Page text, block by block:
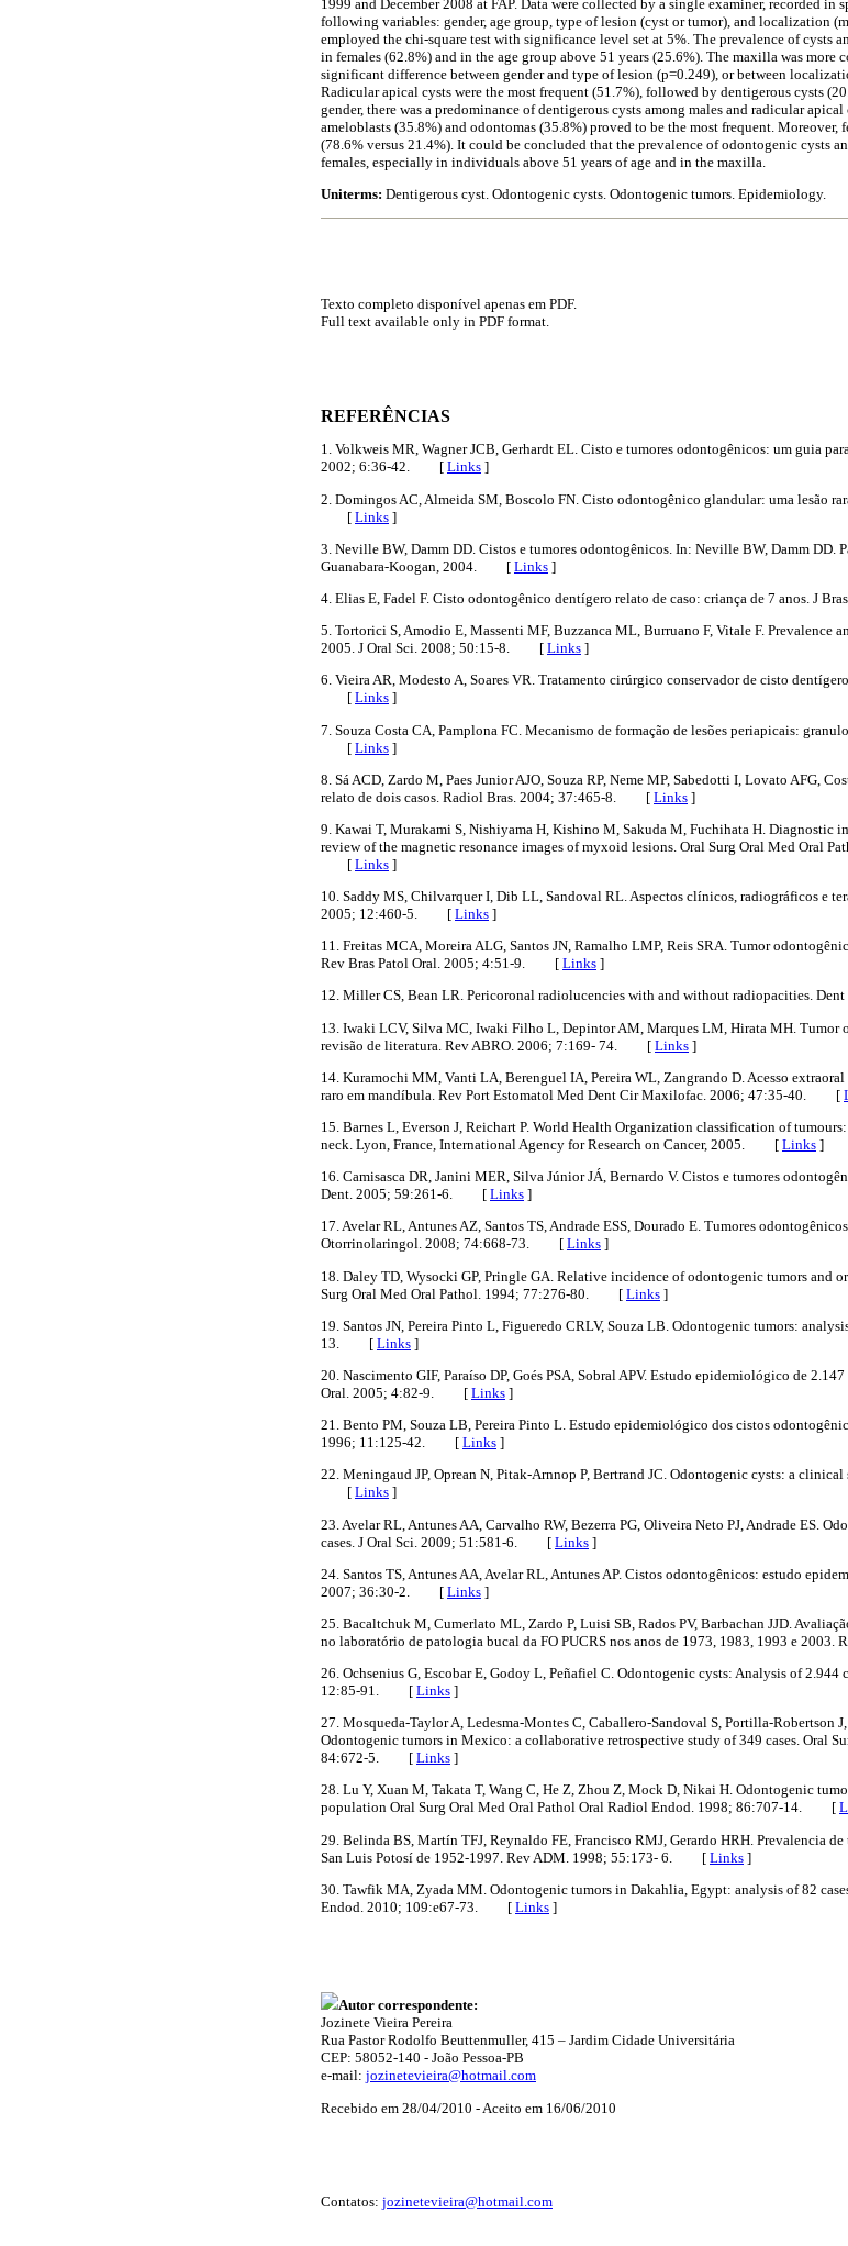
1999 and December 2008 at FAP. Data were collected by a single examiner, recorded in
following variables: gender, age group, type of lesion (cyst or tumor), and localization
employed the chi-square test with significance level set at 5%. The prevalence of cysts
in females (62.8%) and in the age group above 51 years (25.6%). The maxilla was
significant difference between gender and type of lesion (p=0.249), or between
Radicular apical cysts were the most frequent (51.7%), followed by dentigerous cysts
gender, there was a predominance of dentigerous cysts among males and radicular
ameloblasts (35.8%) and odontomas (35.8%) proved to be the most frequent. Moreover,
(78.6% versus 21.4%). It could be concluded that the prevalence of odontogenic cysts
females, especially in individuals above 51 years of age and in the maxilla.
Uniterms: Dentigerous cyst. Odontogenic cysts. Odontogenic tumors. Epidemiology.
Texto completo disponível apenas em PDF.
Full text available only in PDF format.
REFERÊNCIAS
1. Volkweis MR, Wagner JCB, Gerhardt EL. Cisto e tumores odontogênicos: um guia
2002; 6:36-42. [ Links ]
2. Domingos AC, Almeida SM, Boscolo FN. Cisto odontogênico glandular: uma lesão
[ Links ]
3. Neville BW, Damm DD. Cistos e tumores odontogênicos. In: Neville BW, Damm DD.
Guanabara-Koogan, 2004. [ Links ]
4. Elias E, Fadel F. Cisto odontogênico dentígero relato de caso: criança de 7 anos.
5. Tortorici S, Amodio E, Massenti MF, Buzzanca ML, Burruano F, Vitale F.
2005. J Oral Sci. 2008; 50:15-8. [ Links ]
6. Vieira AR, Modesto A, Soares VR. Tratamento cirúrgico conservador de cisto
[ Links ]
7. Souza Costa CA, Pamplona FC. Mecanismo de formação de lesões periapicais:
[ Links ]
8. Sá ACD, Zardo M, Paes Junior AJO, Souza RP, Neme MP, Sabedotti I, Lovato AFG,
relato de dois casos. Radiol Bras. 2004; 37:465-8. [ Links ]
9. Kawai T, Murakami S, Nishiyama H, Kishino M, Sakuda M, Fuchihata H. Diagnostic
review of the magnetic resonance images of myxoid lesions. Oral Surg Oral Med Oral
[ Links ]
10. Saddy MS, Chilvarquer I, Dib LL, Sandoval RL. Aspectos clínicos, radiográficos e
2005; 12:460-5. [ Links ]
11. Freitas MCA, Moreira ALG, Santos JN, Ramalho LMP, Reis SRA. Tumor
Rev Bras Patol Oral. 2005; 4:51-9. [ Links ]
12. Miller CS, Bean LR. Pericoronal radiolucencies with and without radiopacities.
13. Iwaki LCV, Silva MC, Iwaki Filho L, Depintor AM, Marques LM, Hirata MH. Tumor
revisão de literatura. Rev ABRO. 2006; 7:169- 74. [ Links ]
14. Kuramochi MM, Vanti LA, Berenguel IA, Pereira WL, Zangrando D. Acesso
raro em mandíbula. Rev Port Estomatol Med Dent Cir Maxilofac. 2006; 47:35-40. [
15. Barnes L, Everson J, Reichart P. World Health Organization classification of
neck. Lyon, France, International Agency for Research on Cancer, 2005. [ Links ]
16. Camisasca DR, Janini MER, Silva Júnior JÁ, Bernardo V. Cistos e tumores
Dent. 2005; 59:261-6. [ Links ]
17. Avelar RL, Antunes AZ, Santos TS, Andrade ESS, Dourado E. Tumores
Otorrinolaringol. 2008; 74:668-73. [ Links ]
18. Daley TD, Wysocki GP, Pringle GA. Relative incidence of odontogenic tumors and
Surg Oral Med Oral Pathol. 1994; 77:276-80. [ Links ]
19. Santos JN, Pereira Pinto L, Figueredo CRLV, Souza LB. Odontogenic tumors:
13. [ Links ]
20. Nascimento GIF, Paraíso DP, Goés PSA, Sobral APV. Estudo epidemiológico de
Oral. 2005; 4:82-9. [ Links ]
21. Bento PM, Souza LB, Pereira Pinto L. Estudo epidemiológico dos cistos
1996; 11:125-42. [ Links ]
22. Meningaud JP, Oprean N, Pitak-Arnnop P, Bertrand JC. Odontogenic cysts: a
[ Links ]
23. Avelar RL, Antunes AA, Carvalho RW, Bezerra PG, Oliveira Neto PJ, Andrade ES.
cases. J Oral Sci. 2009; 51:581-6. [ Links ]
24. Santos TS, Antunes AA, Avelar RL, Antunes AP. Cistos odontogênicos: estudo
2007; 36:30-2. [ Links ]
25. Bacaltchuk M, Cumerlato ML, Zardo P, Luisi SB, Rados PV, Barbachan JJD.
no laboratório de patologia bucal da FO PUCRS nos anos de 1973, 1983, 1993 e
26. Ochsenius G, Escobar E, Godoy L, Peñafiel C. Odontogenic cysts: Analysis of
12:85-91. [ Links ]
27. Mosqueda-Taylor A, Ledesma-Montes C, Caballero-Sandoval S, Portilla-Robertson
Odontogenic tumors in Mexico: a collaborative retrospective study of 349 cases. Oral
84:672-5. [ Links ]
28. Lu Y, Xuan M, Takata T, Wang C, He Z, Zhou Z, Mock D, Nikai H. Odontogenic
population Oral Surg Oral Med Oral Pathol Oral Radiol Endod. 1998; 86:707-14. [
29. Belinda BS, Martín TFJ, Reynaldo FE, Francisco RMJ, Gerardo HRH. Prevalencia
San Luis Potosí de 1952-1997. Rev ADM. 1998; 55:173- 6. [ Links ]
30. Tawfik MA, Zyada MM. Odontogenic tumors in Dakahlia, Egypt: analysis of 82
Endod. 2010; 109:e67-73. [ Links ]
Autor correspondente:
Jozinete Vieira Pereira
Rua Pastor Rodolfo Beuttenmuller, 415 – Jardim Cidade Universitária
CEP: 58052-140 - João Pessoa-PB
e-mail: jozinetevieira@hotmail.com
Recebido em 28/04/2010 - Aceito em 16/06/2010
Contatos: jozinetevieira@hotmail.com